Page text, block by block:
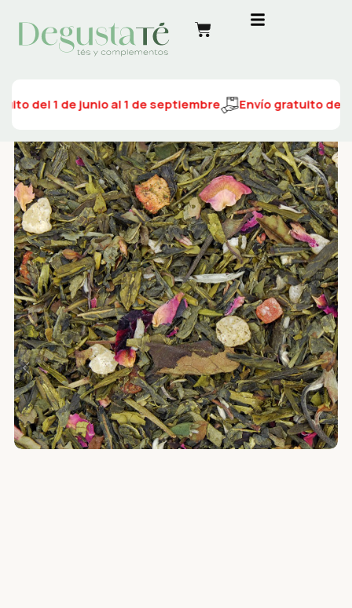
del 1 de junio al 1 de septiembre Envío gratuito del